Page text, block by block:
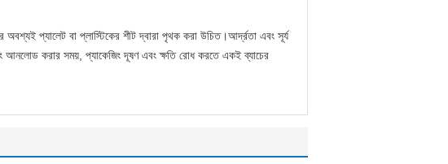
প্যালেট বা প্লাস্টিকের শীট দ্বারা পৃথক করা উচিত।আর্দ্রতা এবং সূর্য
আনলোড করার সময়, প্যাকেজিং দূষণ এবং ক্ষতি রোধ করতে একই ব্যাচের